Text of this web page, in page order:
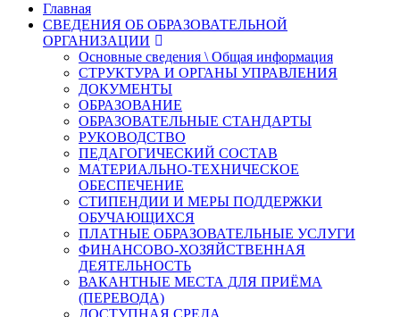
Главная
СВЕДЕНИЯ ОБ ОБРАЗОВАТЕЛЬНОЙ
ОРГАНИЗАЦИИ
Основные сведения \ Общая информация
СТРУКТУРА И ОРГАНЫ УПРАВЛЕНИЯ
ДОКУМЕНТЫ
ОБРАЗОВАНИЕ
ОБРАЗОВАТЕЛЬНЫЕ СТАНДАРТЫ
РУКОВОДСТВО
ПЕДАГОГИЧЕСКИЙ СОСТАВ
МАТЕРИАЛЬНО-ТЕХНИЧЕСКОЕ
ОБЕСПЕЧЕНИЕ
СТИПЕНДИИ И МЕРЫ ПОДДЕРЖКИ
ОБУЧАЮЩИХСЯ
ПЛАТНЫЕ ОБРАЗОВАТЕЛЬНЫЕ УСЛУГИ
ФИНАНСОВО-ХОЗЯЙСТВЕННАЯ
ДЕЯТЕЛЬНОСТЬ
ВАКАНТНЫЕ МЕСТА ДЛЯ ПРИЁМА
(ПЕРЕВОДА)
ДОСТУПНАЯ СРЕДА